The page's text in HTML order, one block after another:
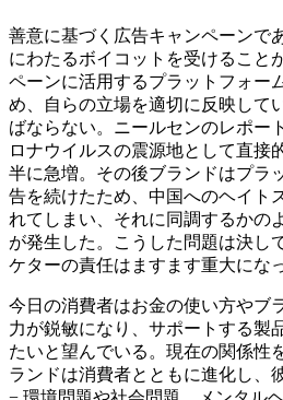
善意に基づく広告キャンペーンで
にわたるボイコットを受けること
ペーンに活用するプラットフォー
め、自らの立場を適切に反映して
ばならない。ニールセンのレポー
ロナウイルスの震源地として直接
半に急増。その後ブランドはプラ
告を続けたため、中国へのヘイト
れてしまい、それに同調するかの
が発生した。こうした問題は決し
ケターの責任はますます重大にな
今日の消費者はお金の使い方やブ
力が鋭敏になり、サポートする製
たいと望んでいる。現在の関係性
ランドは消費者とともに進化し